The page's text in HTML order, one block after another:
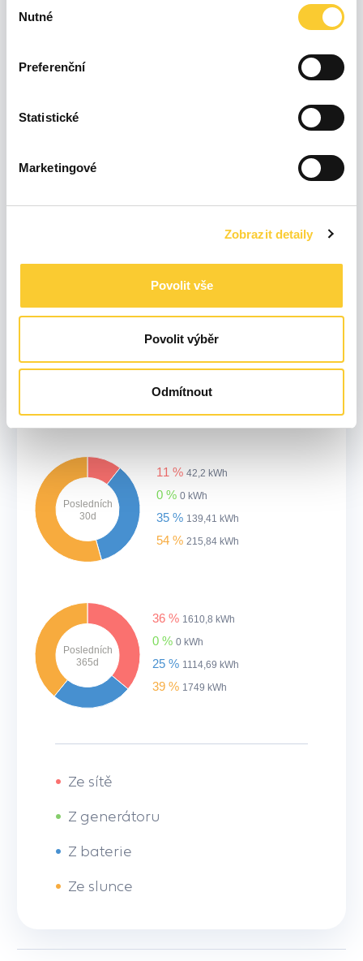
souhlasu
Nutné
Preferenční
Statistické
Marketingové
Zobrazit detaily
Povolit vše
Povolit výběr
Odmítnout
0 % 0 kWh
7d
0 kWh
36 % 42,84 kWh
47 % 56,11 kWh
Posledních
30d
11 % 42,2 kWh
0 % 0 kWh
35 % 139,41 kWh
54 % 215,84 kWh
Posledních
365d
36 % 1610,8 kWh
0 % 0 kWh
25 % 1114,69 kWh
39 % 1749 kWh
• Ze sítě
• Z generátoru
• Z baterie
• Ze slunce